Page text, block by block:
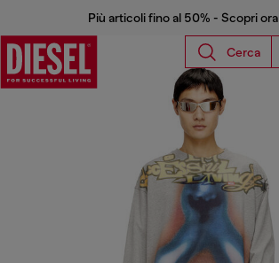
Più articoli fino al 50% - Scopri ora
Cerca